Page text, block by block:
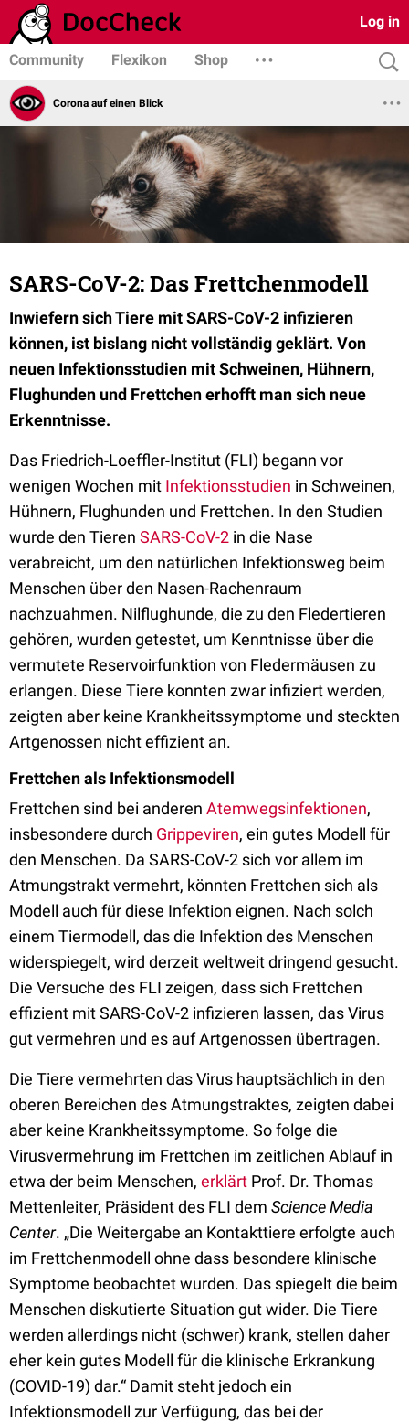
Log in
Community Flexikon Shop
Corona auf einen Blick
SARS-CoV-2: Das Frettchenmodell
Inwiefern sich Tiere mit SARS-CoV-2 infizieren
können, ist bislang nicht vollständig geklärt. Von
neuen Infektionsstudien mit Schweinen, Hühnern,
Flughunden und Frettchen erhofft man sich neue
Erkenntnisse.
Das Friedrich-Loeffler-Institut (FLI) begann vor
wenigen Wochen mit Infektionsstudien in Schweinen,
Hühnern, Flughunden und Frettchen. In den Studien
wurde den Tieren SARS-CoV-2 in die Nase
verabreicht, um den natürlichen Infektionsweg beim
Menschen über den Nasen-Rachenraum
nachzuahmen. Nilflughunde, die zu den Fledertieren
gehören, wurden getestet, um Kenntnisse über die
vermutete Reservoirfunktion von Fledermäusen zu
erlangen. Diese Tiere konnten zwar infiziert werden,
zeigten aber keine Krankheitssymptome und steckten
Artgenossen nicht effizient an.
Frettchen als Infektionsmodell
Frettchen sind bei anderen Atemwegsinfektionen,
insbesondere durch Grippeviren, ein gutes Modell für
den Menschen. Da SARS-CoV-2 sich vor allem im
Atmungstrakt vermehrt, könnten Frettchen sich als
Modell auch für diese Infektion eignen. Nach solch
einem Tiermodell, das die Infektion des Menschen
widerspiegelt, wird derzeit weltweit dringend gesucht.
Die Versuche des FLI zeigen, dass sich Frettchen
effizient mit SARS-CoV-2 infizieren lassen, das Virus
gut vermehren und es auf Artgenossen übertragen.
Die Tiere vermehrten das Virus hauptsächlich in den
oberen Bereichen des Atmungstraktes, zeigten dabei
aber keine Krankheitssymptome. So folge die
Virusvermehrung im Frettchen im zeitlichen Ablauf in
etwa der beim Menschen, erklärt Prof. Dr. Thomas
Mettenleiter, Präsident des FLI dem Science Media
Center. „Die Weitergabe an Kontakttiere erfolgte auch
im Frettchenmodell ohne dass besondere klinische
Symptome beobachtet wurden. Das spiegelt die beim
Menschen diskutierte Situation gut wider. Die Tiere
werden allerdings nicht (schwer) krank, stellen daher
eher kein gutes Modell für die klinische Erkrankung
(COVID-19) dar.“ Damit steht jedoch ein
Infektionsmodell zur Verfügung, das bei der